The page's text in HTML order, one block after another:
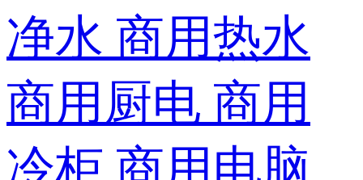
净水 商用热水
商用厨电 商用
冷柜 商用电脑